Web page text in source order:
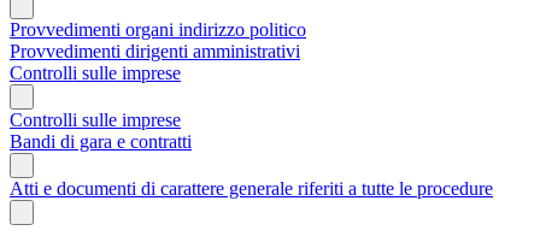
Provvedimenti organi indirizzo politico
Provvedimenti dirigenti amministrativi
Controlli sulle imprese
Controlli sulle imprese
Bandi di gara e contratti
Atti e documenti di carattere generale riferiti a tutte le procedure